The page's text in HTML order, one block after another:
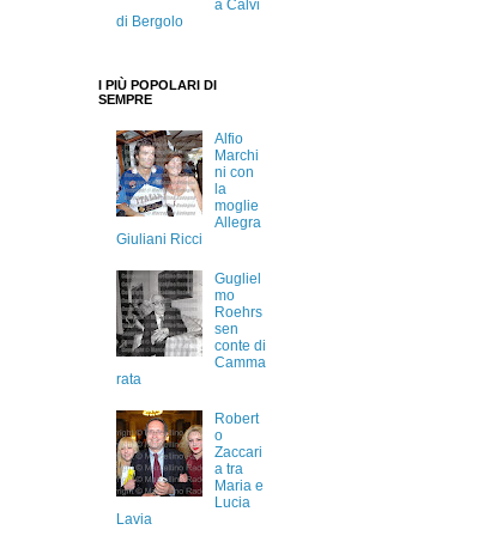
a Calvi
di Bergolo
I PIÙ POPOLARI DI
SEMPRE
Alfio
Marchi
ni con
la
moglie
Allegra
Giuliani Ricci
Gugliel
mo
Roehrs
sen
conte di
Camma
rata
Robert
o
Zaccari
a tra
Maria e
Lucia
Lavia